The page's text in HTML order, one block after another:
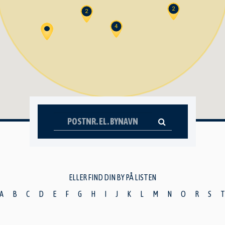
2
4
2
ELLER FIND DIN BY PÅ LISTEN
A B C D E F G H I J K L M N O R S T